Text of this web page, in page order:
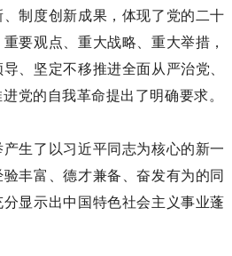
制度创新成果，体现了党的二十
要观点、重大战略、重大举措，
、坚定不移推进全面从严治党、
党的自我革命提出了明确要求。
生了以习近平同志为核心的新一
丰富、德才兼备、奋发有为的同
显示出中国特色社会主义事业蓬